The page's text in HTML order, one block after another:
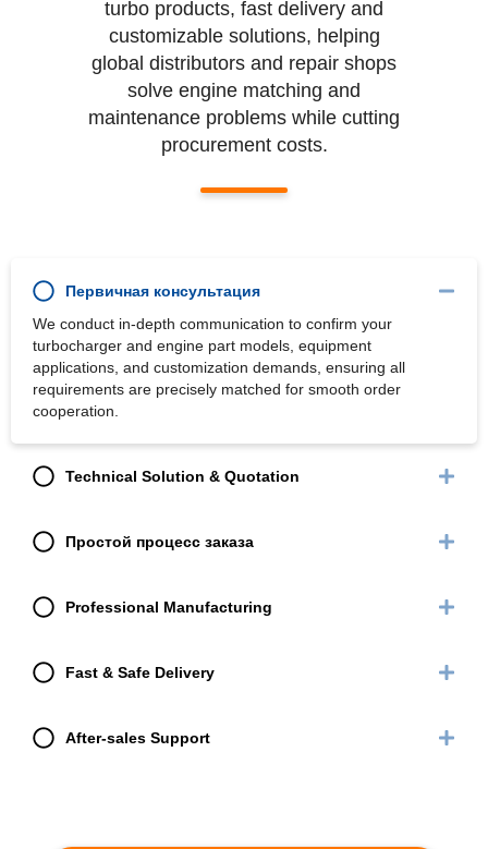
turbo products, fast delivery and
customizable solutions, helping
global distributors and repair shops
solve engine matching and
maintenance problems while cutting
procurement costs.
Первичная консультация
We conduct in-depth communication to confirm your
turbocharger and engine part models, equipment
applications, and customization demands, ensuring all
requirements are precisely matched for smooth order
cooperation.
Technical Solution & Quotation
Простой процесс заказа
Professional Manufacturing
Fast & Safe Delivery
After-sales Support